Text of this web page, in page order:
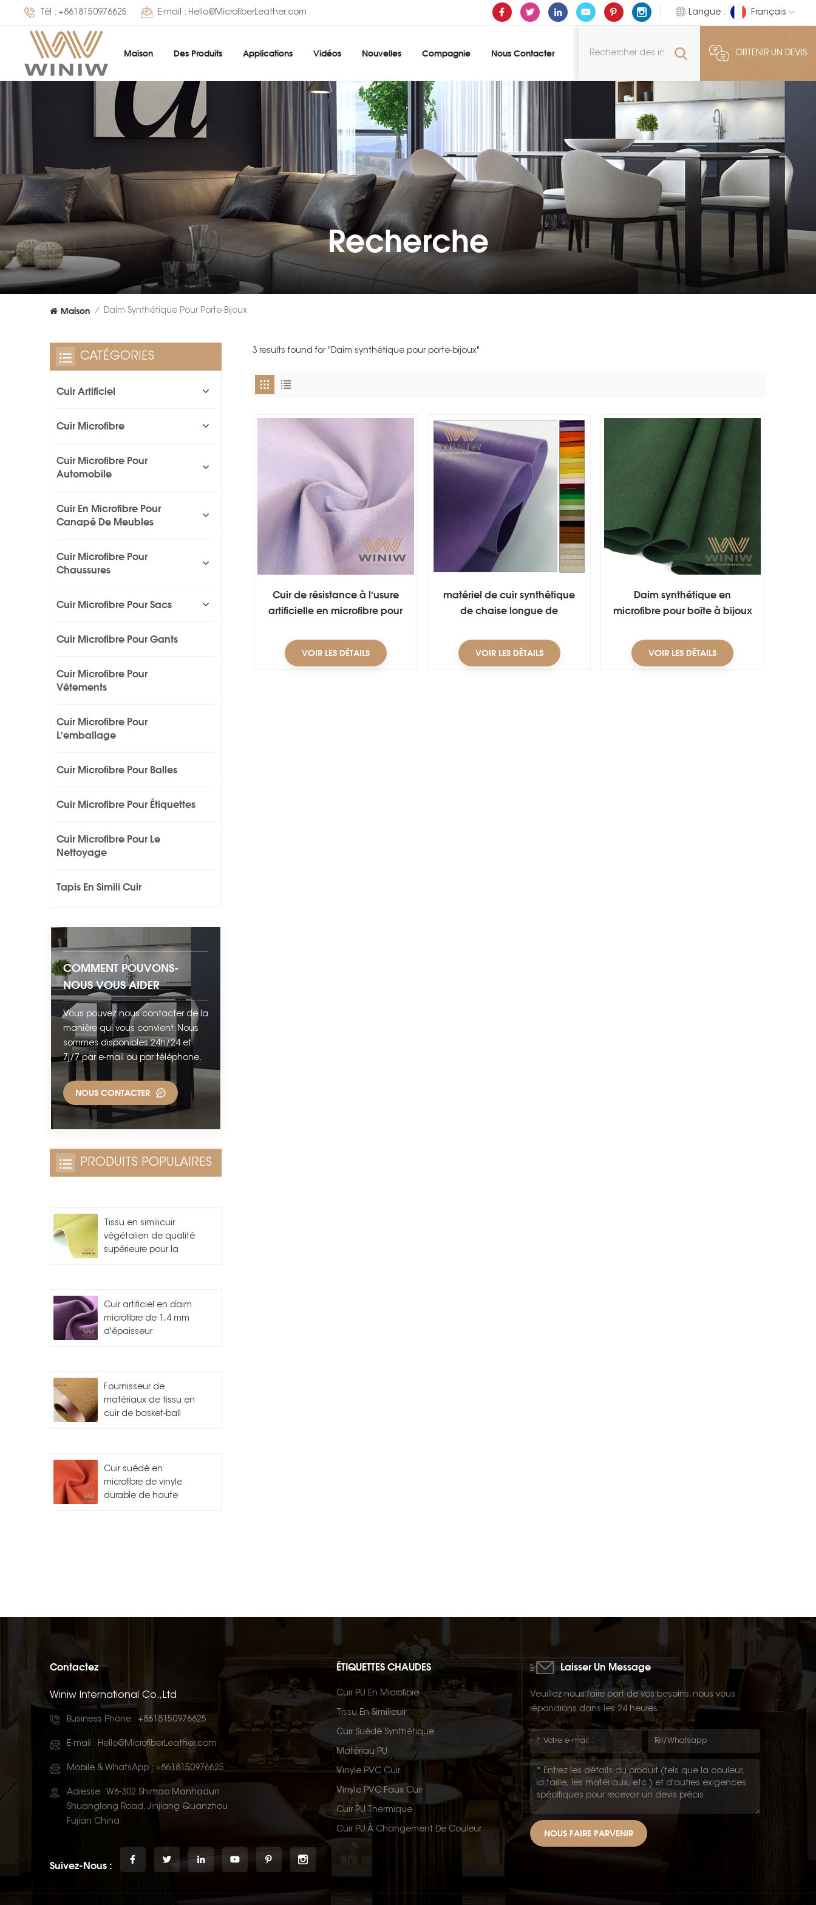
Tél : +8618150976625 E-mail : Hello@MicrofiberLeather.com Langue : Français
OBTENIR UN DEVIS
Maison Des Produits Applications Vidéos Nouvelles Compagnie Nous Contacter
Recherche
Maison / Daim Synthétique Pour Porte-Bijoux
3 results found for "Daim synthétique pour porte-bijoux"
Cuir de résistance à l'usure
artificielle en microfibre pour
VOIR LES DÉTAILS
matériel de cuir synthétique
de chaise longue de
de 1.0mm
VOIR LES DÉTAILS
Daim synthétique en
microfibre pour boîte à bijoux
VOIR LES DÉTAILS
CATÉGORIES
Cuir Artificiel
Cuir Microfibre
Cuir Microfibre Pour
Automobile
Cuir En Microfibre Pour
Canapé De Meubles
Cuir Microfibre Pour
Chaussures
Cuir Microfibre Pour Sacs
Cuir Microfibre Pour Gants
Cuir Microfibre Pour
Vêtements
Cuir Microfibre Pour
L'emballage
Cuir Microfibre Pour Balles
Cuir Microfibre Pour Étiquettes
Cuir Microfibre Pour Le
Nettoyage
Tapis En Simili Cuir
COMMENT POUVONS-
NOUS VOUS AIDER
Vous pouvez nous contacter de la
manière qui vous convient. Nous
sommes disponibles 24h/24 et
7j/7 par e-mail ou par téléphone.
NOUS CONTACTER
PRODUITS POPULAIRES
Tissu en similicuir
végétalien de qualité
supérieure pour la
Cuir artificiel en daim
microfibre de 1,4 mm
d'épaisseur
Fournisseur de
matériaux de tissu en
cuir de basket-ball
Cuir suédé en
microfibre de vinyle
durable de haute
Contactez
Winiw International Co.,Ltd
Business Phone : +8618150976625
E-mail : Hello@MicrofiberLeather.com
Mobile & WhatsApp : +8618150976625
Adresse : W6-302 Shimao Manhadun
Shuanglong Road, Jinjiang Quanzhou
Fujian China
ÉTIQUETTES CHAUDES
Cuir PU En Microfibre
Tissu En Similicuir
Cuir Suédé Synthétique
Matériau PU
Vinyle PVC Cuir
Vinyle PVC Faux Cuir
Cuir PU Thermique
Cuir PU À Changement De Couleur
Laisser Un Message
Veuillez nous faire part de vos besoins, nous vous
répondrons dans les 24 heures.
Suivez-Nous :